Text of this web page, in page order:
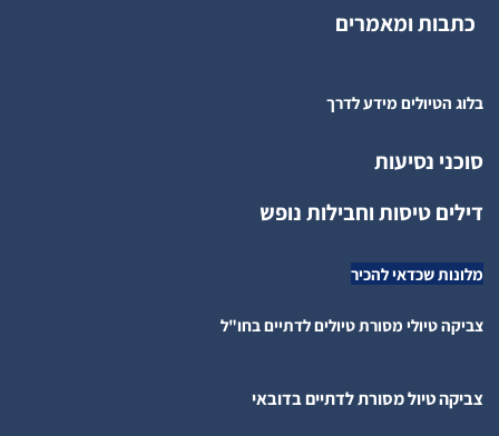
כתבות ומאמרים
בלוג הטיולים מידע לדרך
סוכני נסיעות
דילים טיסות וחבילות נופש
מלונות שכדאי להכיר
צביקה טיולי מסורת טיולים לדתיים בחו"ל
צביקה טיול מסורת לדתיים בדובאי